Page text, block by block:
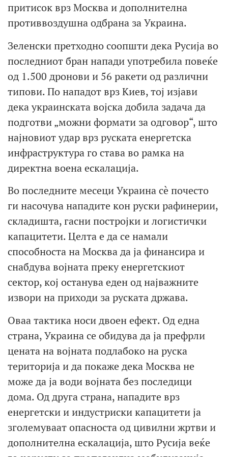
притисок врз Москва и дополнителна
противвоздушна одбрана за Украина.
Зеленски претходно соопшти дека Русија во
последниот бран напади употребила повеќе
од 1.500 дронови и 56 ракети од различни
типови. По нападот врз Киев, тој изјави
дека украинската војска добила задача да
подготви „можни формати за одговор“, што
најновиот удар врз руската енергетска
инфраструктура го става во рамка на
директна воена ескалација.
Во последните месеци Украина сè почесто
ги насочува нападите кон руски рафинерии,
складишта, гасни постројки и логистички
капацитети. Целта е да се намали
способноста на Москва да ја финансира и
снабдува војната преку енергетскиот
сектор, кој останува еден од најважните
извори на приходи за руската држава.
Оваа тактика носи двоен ефект. Од една
страна, Украина се обидува да ја префрли
цената на војната подлабоко на руска
територија и да покаже дека Москва не
може да ја води војната без последици
дома. Од друга страна, нападите врз
енергетски и индустриски капацитети ја
зголемуваат опасноста од цивилни жртви и
дополнителна ескалација, што Русија веќе